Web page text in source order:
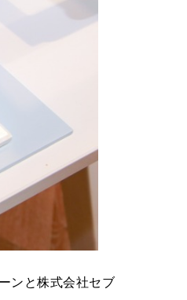
ンと株式会社セブ